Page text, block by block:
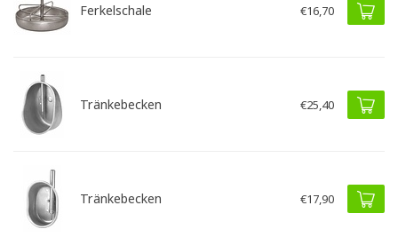
Ferkelschale €16,70
Tränkebecken €25,40
Tränkebecken €17,90